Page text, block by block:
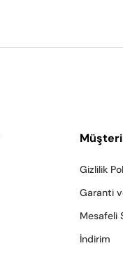
Gizlilik
Garanti
Mesafeli
İndirim